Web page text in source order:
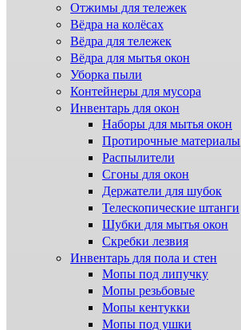
Отжимы для тележек
Вёдра на колёсах
Вёдра для тележек
Вёдра для мытья окон
Уборка пыли
Контейнеры для мусора
Инвентарь для окон
Наборы для мытья окон
Протирочные материалы
Распылители
Сгоны для окон
Держатели для шубок
Телескопические штанги
Шубки для мытья окон
Скребки лезвия
Инвентарь для пола и стен
Мопы под липучку
Мопы резьбовые
Мопы кентукки
Мопы под ушки